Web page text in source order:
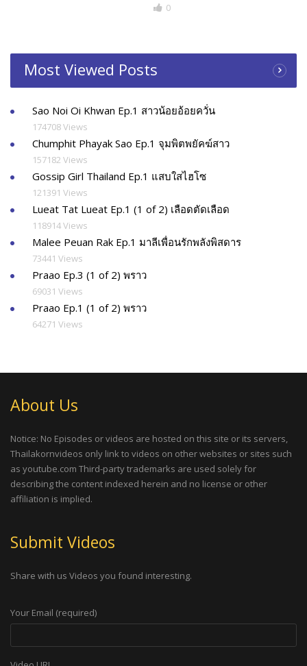
0
Most Viewed Posts
Sao Noi Oi Khwan Ep.1 สาวน้อยอ้อยควั่น
174708 Views
Chumphit Phayak Sao Ep.1 จุมพิตพยัคฆ์สาว
157182 Views
Gossip Girl Thailand Ep.1 แสบใสไฮโซ
121391 Views
Lueat Tat Lueat Ep.1 (1 of 2) เลือดตัดเลือด
118914 Views
Malee Peuan Rak Ep.1 มาลีเพื่อนรักพลังพิสดาร
73441 Views
Praao Ep.3 (1 of 2) พราว
69031 Views
Praao Ep.1 (1 of 2) พราว
64271 Views
About Us
Notice: No Episodes or videos are hosted on this site or its servers,
Thailakornvideos only link to videos on other websites or sites such
as youtube.com Third-party trademarks are used solely for
describing the content indexed herein and no license or other
affiliation is implied.
Submit Videos
Share with us Videos you found interesting.
Your Email (required)